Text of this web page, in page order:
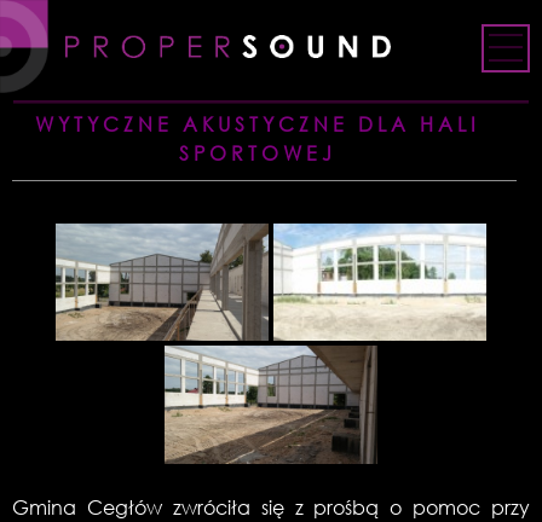
Skip
to
content
WYTYCZNE AKUSTYCZNE DLA HALI
SPORTOWEJ
Gmina Cegłów zwróciła się z prośbą o pomoc przy